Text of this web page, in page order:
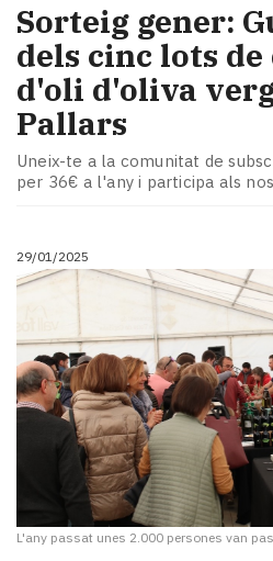
Sorteig gener:
dels cinc lots
d'oli d'oliva
Pallars
Uneix-te a la comunitat de
per 36€ a l'any i participa als
29/01/2025
L'any passat unes 2.000 persones van